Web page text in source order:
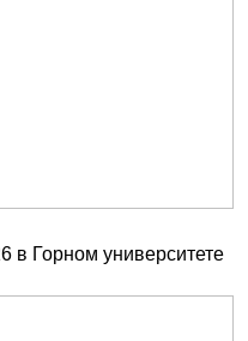
в Горном университете